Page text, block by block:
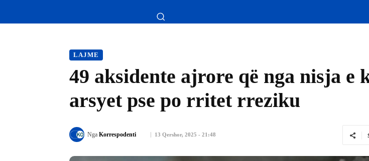
LAJME
49 aksidente ajrore që nga nisja
arsyet pse po rritet rreziku
13 Qershor, 2025 - 21:48
Nga Korrespodenti